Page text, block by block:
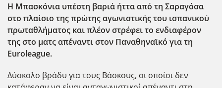
Η Μπασκόνια υπέστη βαρι΄α ήττα από τη Σαραγόσα
στο πλαίσιο της πρώτης αγωνιστικής του ισπανικού
πρωταθλήματος και πλέον στρέφει το ενδιαφέρον
της στο ματς απέναντι στον Παναθηναϊκό για τη
Euroleague.
Δύσκολο βράδυ για τους Βάσκους, οι οποίοι δεν